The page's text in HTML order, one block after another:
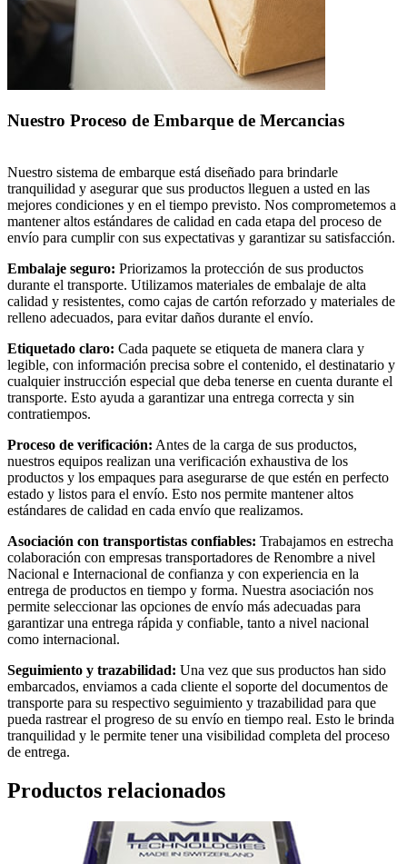
Nuestro Proceso de Embarque de Mercancias
Nuestro sistema de embarque está diseñado para brindarle
tranquilidad y asegurar que sus productos lleguen a usted en las
mejores condiciones y en el tiempo previsto. Nos comprometemos a
mantener altos estándares de calidad en cada etapa del proceso de
envío para cumplir con sus expectativas y garantizar su satisfacción.
Embalaje seguro: Priorizamos la protección de sus productos
durante el transporte. Utilizamos materiales de embalaje de alta
calidad y resistentes, como cajas de cartón reforzado y materiales de
relleno adecuados, para evitar daños durante el envío.
Etiquetado claro: Cada paquete se etiqueta de manera clara y
legible, con información precisa sobre el contenido, el destinatario y
cualquier instrucción especial que deba tenerse en cuenta durante el
transporte. Esto ayuda a garantizar una entrega correcta y sin
contratiempos.
Proceso de verificación: Antes de la carga de sus productos,
nuestros equipos realizan una verificación exhaustiva de los
productos y los empaques para asegurarse de que estén en perfecto
estado y listos para el envío. Esto nos permite mantener altos
estándares de calidad en cada envío que realizamos.
Asociación con transportistas confiables: Trabajamos en estrecha
colaboración con empresas transportadores de Renombre a nivel
Nacional e Internacional de confianza y con experiencia en la
entrega de productos en tiempo y forma. Nuestra asociación nos
permite seleccionar las opciones de envío más adecuadas para
garantizar una entrega rápida y confiable, tanto a nivel nacional
como internacional.
Seguimiento y trazabilidad: Una vez que sus productos han sido
embarcados, enviamos a cada cliente el soporte del documentos de
transporte para su respectivo seguimiento y trazabilidad para que
pueda rastrear el progreso de su envío en tiempo real. Esto le brinda
tranquilidad y le permite tener una visibilidad completa del proceso
de entrega.
Productos relacionados